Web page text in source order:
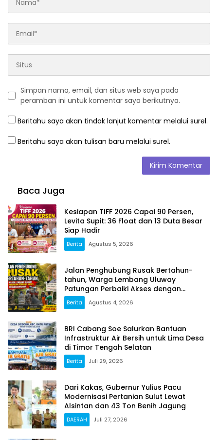
Simpan nama, email, dan situs web saya pada
peramban ini untuk komentar saya berikutnya.
Beritahu saya akan tindak lanjut komentar melalui surel.
Beritahu saya akan tulisan baru melalui surel.
Baca Juga
Kesiapan TIFF 2026 Capai 90 Persen,
Levita Supit: 36 Float dan 13 Duta Besar
Siap Hadir
Berita Agustus 5, 2026
Jalan Penghubung Rusak Bertahun-
tahun, Warga Lembang Uluway
Patungan Perbaiki Akses dengan
Swadaya
Berita Agustus 4, 2026
BRI Cabang Soe Salurkan Bantuan
Infrastruktur Air Bersih untuk Lima Desa
di Timor Tengah Selatan
Berita Juli 29, 2026
Dari Kakas, Gubernur Yulius Pacu
Modernisasi Pertanian Sulut Lewat
Alsintan dan 43 Ton Benih Jagung
DAERAH Juli 27, 2026